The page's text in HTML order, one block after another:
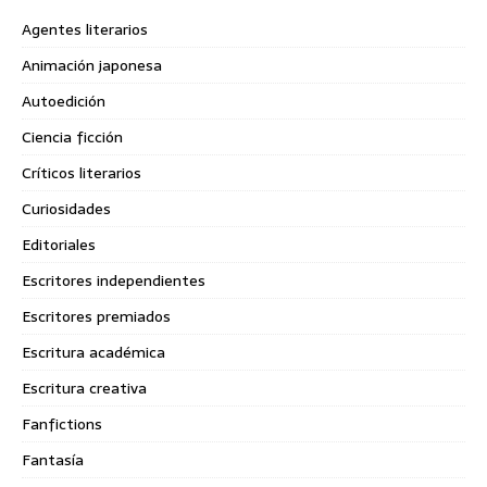
Agentes literarios
Animación japonesa
Autoedición
Ciencia ficción
Críticos literarios
Curiosidades
Editoriales
Escritores independientes
Escritores premiados
Escritura académica
Escritura creativa
Fanfictions
Fantasía